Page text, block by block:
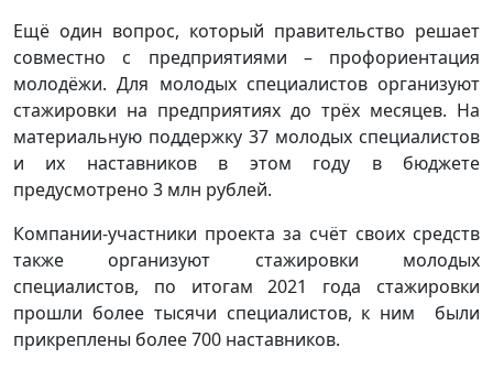
Ещё один вопрос, который правительство решает
совместно с предприятиями – профориентация
молодёжи. Для молодых специалистов организуют
стажировки на предприятиях до трёх месяцев. На
материальную поддержку 37 молодых специалистов
и их наставников в этом году в бюджете
предусмотрено 3 млн рублей.
Компании-участники проекта за счёт своих средств
также организуют стажировки молодых
специалистов, по итогам 2021 года стажировки
прошли более тысячи специалистов, к ним были
прикреплены более 700 наставников.